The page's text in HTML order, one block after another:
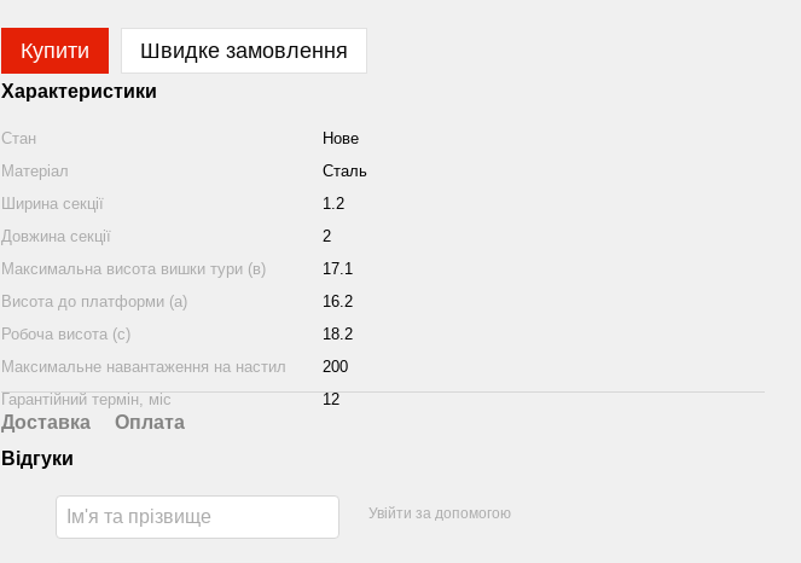
Купити Швидке замовлення
Характеристики
Стан
Нове
Матеріал
Сталь
Ширина секції
1.2
Довжина секції
2
Максимальна висота вишки тури (в)
17.1
Висота до платформи (а)
16.2
Робоча висота (с)
18.2
Максимальне навантаження на настил
200
Гарантійний термін, міс
12
Доставка
Оплата
Відгуки
Увійти за допомогою